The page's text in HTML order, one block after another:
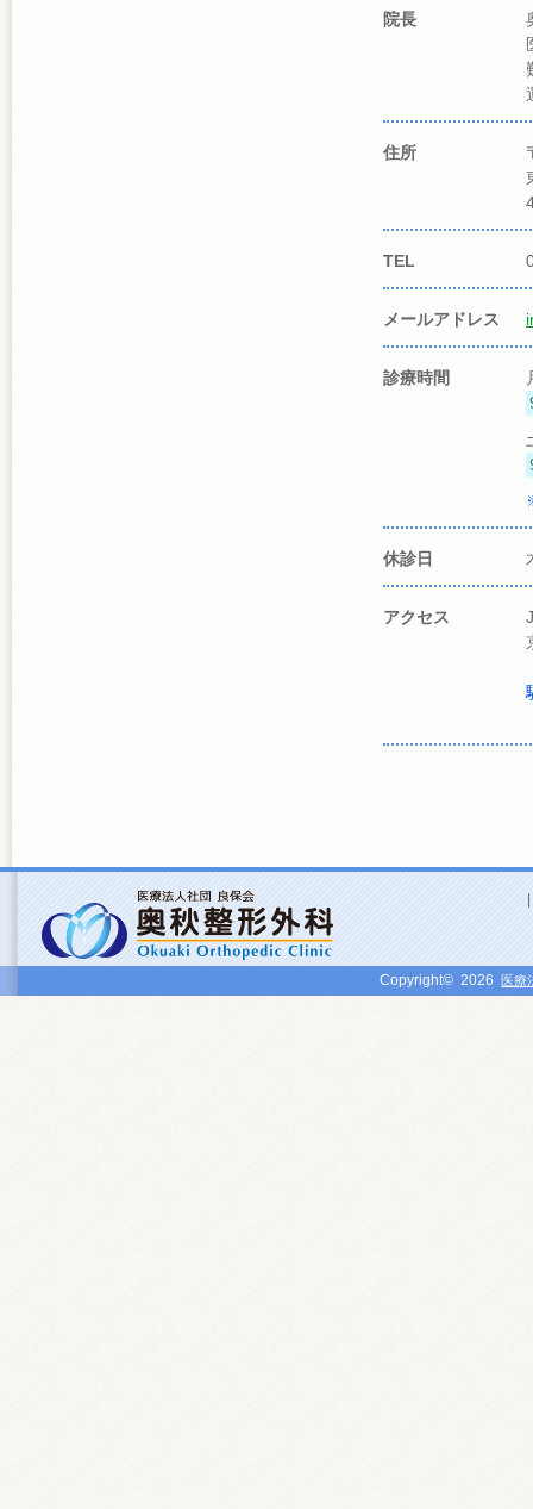
院長
住所
TEL
メールアドレス
診療時間
休診日
アクセス
Copyright©2026 医療